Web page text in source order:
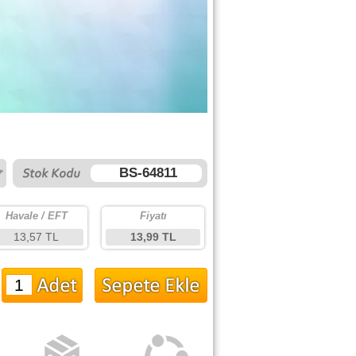
BS-64811
Fiyatı
13,99 TL
Havale / EFT
13,57 TL